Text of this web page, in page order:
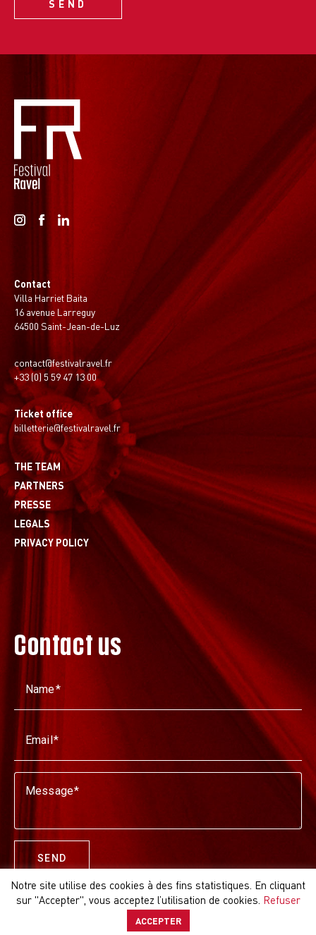
Contact
Villa Harriet Baita
16 avenue Larreguy
64500 Saint-Jean-de-Luz
contact@festivalravel.fr
+33 (0) 5 59 47 13 00
Ticket office
billetterie@festivalravel.fr
THE TEAM
PARTNERS
PRESSE
LEGALS
PRIVACY POLICY
Contact us
Name
Email
Message
SEND
Notre site utilise des cookies à des fins statistiques. En cliquant
sur "Accepter", vous acceptez l’utilisation de cookies. Refuser
ACCEPTER